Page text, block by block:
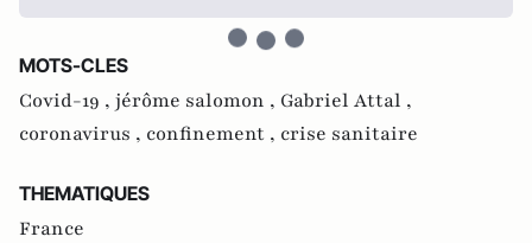
MOTS-CLES
Covid-19 , jérôme salomon , Gabriel Attal ,
coronavirus , confinement , crise sanitaire
THEMATIQUES
France